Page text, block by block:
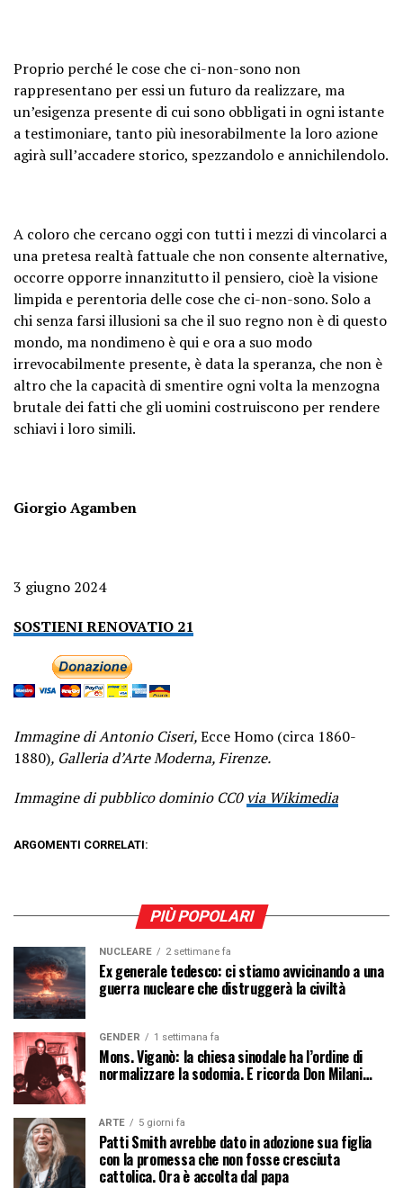
Proprio perché le cose che ci-non-sono non
rappresentano per essi un futuro da realizzare, ma
un’esigenza presente di cui sono obbligati in ogni istante
a testimoniare, tanto più inesorabilmente la loro azione
agirà sull’accadere storico, spezzandolo e annichilendolo.
A coloro che cercano oggi con tutti i mezzi di vincolarci a
una pretesa realtà fattuale che non consente alternative,
occorre opporre innanzitutto il pensiero, cioè la visione
limpida e perentoria delle cose che ci-non-sono. Solo a
chi senza farsi illusioni sa che il suo regno non è di questo
mondo, ma nondimeno è qui e ora a suo modo
irrevocabilmente presente, è data la speranza, che non è
altro che la capacità di smentire ogni volta la menzogna
brutale dei fatti che gli uomini costruiscono per rendere
schiavi i loro simili.
Giorgio Agamben
3 giugno 2024
SOSTIENI RENOVATIO 21
Immagine di Antonio Ciseri,Ecce Homo (circa 1860-
1880), Galleria d’Arte Moderna, Firenze.
Immagine di pubblico dominio CC0via Wikimedia
ARGOMENTI CORRELATI:
PIÙ POPOLARI
NUCLEARE 2 settimane fa
Ex generale tedesco: ci stiamo avvicinando a una
guerra nucleare che distruggerà la civiltà
GENDER 1 settimana fa
Mons. Viganò: la chiesa sinodale ha l’ordine di
normalizzare la sodomia. E ricorda Don Milani…
ARTE 5 giorni fa
Patti Smith avrebbe dato in adozione sua figlia
con la promessa che non fosse cresciuta
cattolica. Ora è accolta dal papa